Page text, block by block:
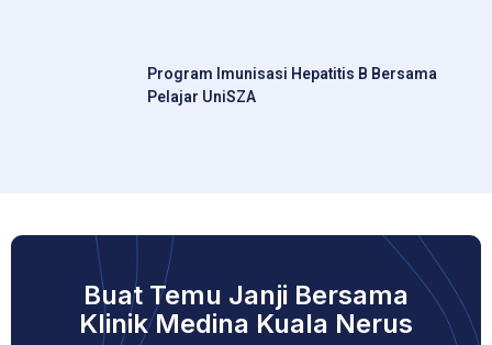
Program Imunisasi Hepatitis B Bersama
Pelajar UniSZA
Buat Temu Janji Bersama
Klinik Medina Kuala Nerus